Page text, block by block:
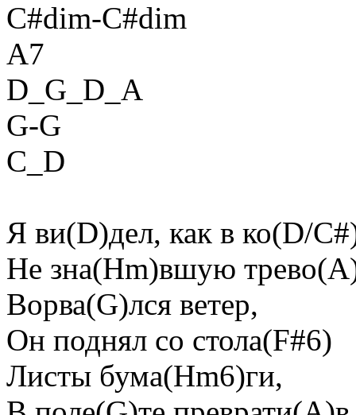
C#dim-C#dim
A7
D_G_D_A
G-G
C_D
Я ви(D)дел, как в ко(D/
Не зна(Hm)вшую
Воpва(G)лся ветеp,
Он поднял со стола(F#6)
Листы бума(Hm6)ги,